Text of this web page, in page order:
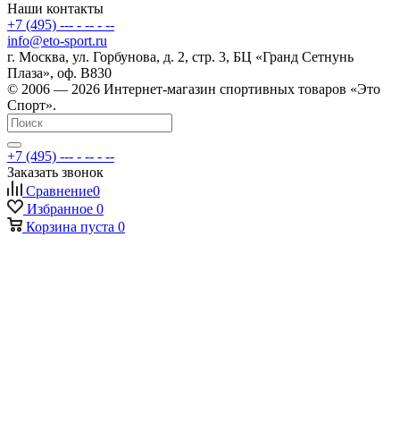
Наши контакты
+7 (495) --- - -- - --
info@eto-sport.ru
г. Москва, ул. Горбунова, д. 2, стр. 3, БЦ «Гранд Сетнунь
Плаза», оф. В830
© 2006 — 2026 Интернет-магазин спортивных товаров «Это
Спорт».
+7 (495) --- - -- - --
Заказать звонок
Сравнение0
Избранное 0
Корзина пуста 0